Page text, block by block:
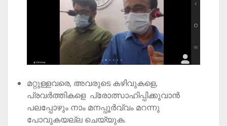
മറ്റുള്ളവരെ, അവരുടെ കഴിവുകളെ,
പ്രവർത്തികളെ പ്രോത്സാഹിപ്പിക്കുവാൻ
പലപ്പോഴും നാം മനപ്പൂർവ്വം മറന്നു
പോവുകയല്ല ചെയ്യുക.